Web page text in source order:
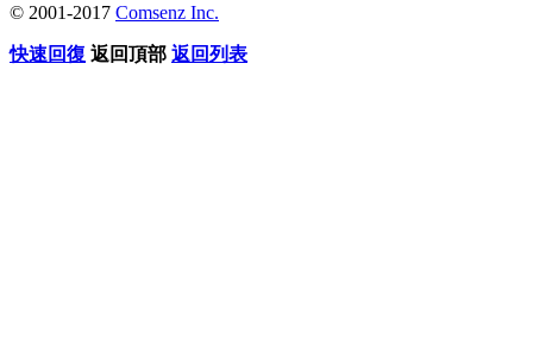
© 2001-2017 Comsenz Inc.
快速回復 返回頂部 返回列表